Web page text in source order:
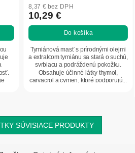
8,37 € bez DPH
10,29 €
Do košíka
Tymiánová masť s prírodnými olejmi
a extraktom tymiánu sa stará o suchú,
svrbiacu a podráždenú pokožku.
Obsahuje účinné látky thymol,
carvacrol a cymen, ktoré podporujú...
SÚVISIACE PRODUKTY